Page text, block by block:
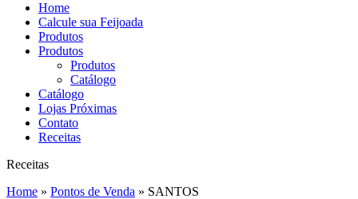
Home
Calcule sua Feijoada
Produtos
Produtos
Produtos
Catálogo
Catálogo
Lojas Próximas
Contato
Receitas
Receitas
Home » Pontos de Venda » SANTOS